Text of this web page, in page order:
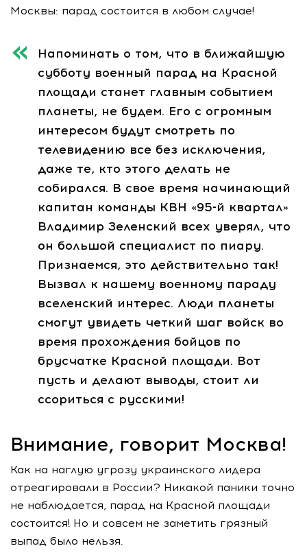
Москвы: парад состоится в любом случае!
Напоминать о том, что в ближайшую
субботу военный парад на Красной
площади станет главным событием
планеты, не будем. Его с огромным
интересом будут смотреть по
телевидению все без исключения,
даже те, кто этого делать не
собирался. В свое время начинающий
капитан команды КВН «95-й квартал»
Владимир Зеленский всех уверял, что
он большой специалист по пиару.
Признаемся, это действительно так!
Вызвал к нашему военному параду
вселенский интерес. Люди планеты
смогут увидеть четкий шаг войск во
время прохождения бойцов по
брусчатке Красной площади. Вот
пусть и делают выводы, стоит ли
ссориться с русскими!
Внимание, говорит Москва!
Как на наглую угрозу украинского лидера
отреагировали в России? Никакой паники точно
не наблюдается, парад на Красной площади
состоится! Но и совсем не заметить грязный
выпад было нельзя.